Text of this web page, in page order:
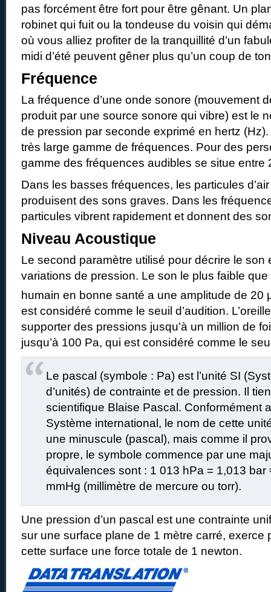
pas forcément être fort pour être gênant. Un
robinet qui fuit ou la tondeuse du voisin qui
où vous alliez profiter de la tranquillité d’un
midi d’été peuvent gêner plus qu’un coup de
Fréquence
La fréquence d’une onde sonore (mouvement
produit par une source sonore qui vibre) est le
de pression par seconde exprimé en hertz
très large gamme de fréquences. Pour des
gamme des fréquences audibles se situe entre
Dans les basses fréquences, les particules
produisent des sons graves. Dans les
particules vibrent rapidement et donnent des
Niveau Acoustique
Le second paramètre utilisé pour décrire le son
variations de pression. Le son le plus faible
humain en bonne santé a une amplitude de 20
est considéré comme le seuil d’audition.
supporter des pressions jusqu’à un million de
jusqu’à 100 Pa, qui est considéré comme le
Le pascal (symbole : Pa) est l’unité SI
d’unités) de contrainte et de pression. Il
scientifique Blaise Pascal. Conformément
Système international, le nom de cette
une minuscule (pascal), mais comme il
propre, le symbole commence par une
équivalences sont : 1 013 hPa = 1,013 bar
mmHg (millimètre de mercure ou torr).
Une pression d’un pascal est une contrainte
sur une surface plane de 1 mètre carré, exerce
cette surface une force totale de 1 newton.